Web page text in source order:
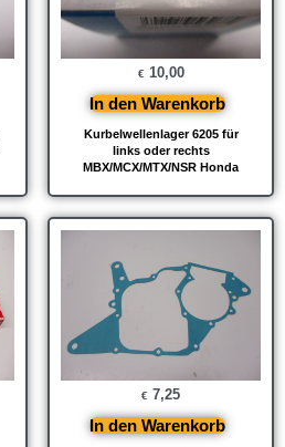
Kurbelwellenlager 6205 für
links oder rechts
MBX/MCX/MTX/NSR Honda
€ 10,00
In den Warenkorb
€ 7,25
In den Warenkorb